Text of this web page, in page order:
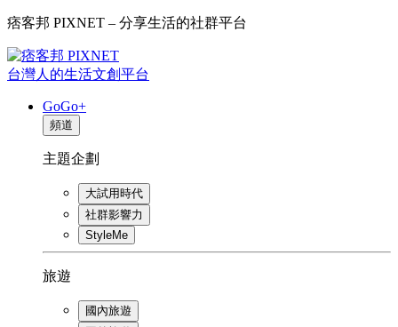
痞客邦 PIXNET – 分享生活的社群平台
台灣人的生活文創平台
GoGo+
頻道
主題企劃
大試用時代
社群影響力
StyleMe
旅遊
國內旅遊